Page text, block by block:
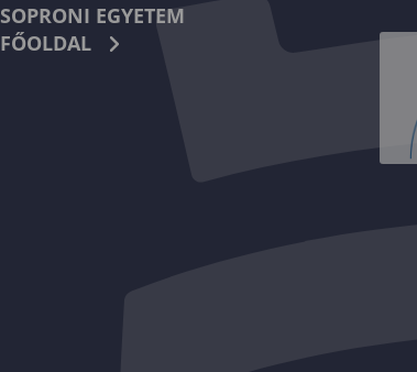
SOPRONI EGYETEM
FŐOLDAL